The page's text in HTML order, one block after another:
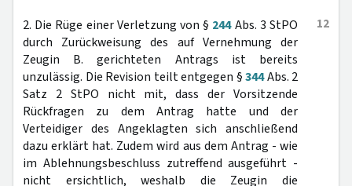
12
2. Die Rüge einer Verletzung von § 244Abs. 3 StPO
durch Zurückweisung des auf Vernehmung der
Zeugin B. gerichteten Antrags ist bereits
unzulässig. Die Revision teilt entgegen §344Abs. 2
Satz 2 StPO nicht mit, dass der Vorsitzende
Rückfragen zu dem Antrag hatte und der
Verteidiger des Angeklagten sich anschließend
dazu erklärt hat. Zudem wird aus dem Antrag - wie
im Ablehnungsbeschluss zutreffend ausgeführt -
nicht ersichtlich, weshalb die Zeugin die